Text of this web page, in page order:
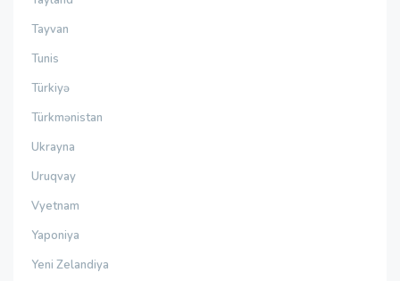
Tayvan
Tunis
Türkiyə
Türkmənistan
Ukrayna
Uruqvay
Vyetnam
Yaponiya
Yeni Zelandiya